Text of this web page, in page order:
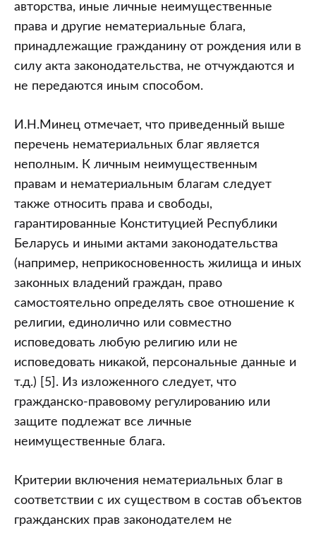
авторства, иные личные неимущественные
права и другие нематериальные блага,
принадлежащие гражданину от рождения или в
силу акта законодательства, не отчуждаются и
не передаются иным способом.
И.Н.Минец отмечает, что приведенный выше
перечень нематериальных благ является
неполным. К личным неимущественным
правам и нематериальным благам следует
также относить права и свободы,
гарантированные Конституцией Республики
Беларусь и иными актами законодательства
(например, неприкосновенность жилища и иных
законных владений граждан, право
самостоятельно определять свое отношение к
религии, единолично или совместно
исповедовать любую религию или не
исповедовать никакой, персональные данные и
т.д.) [5]. Из изложенного следует, что
гражданско-правовому регулированию или
защите подлежат все личные
неимущественные блага.
Критерии включения нематериальных благ в
соответствии с их существом в состав объектов
гражданских прав законодателем не